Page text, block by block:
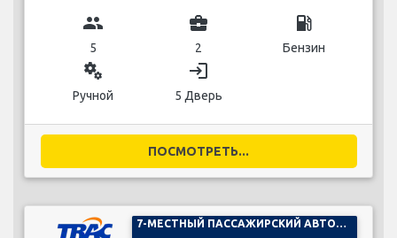
group
5
business_center
2
local_gas_station
Бензин
miscellaneous_services
Ручной
login
5 Дверь
ПОСМОТРЕТЬ...